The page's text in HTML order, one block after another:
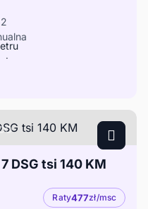
DSG tsi 140 KM
Raty477zł/msc